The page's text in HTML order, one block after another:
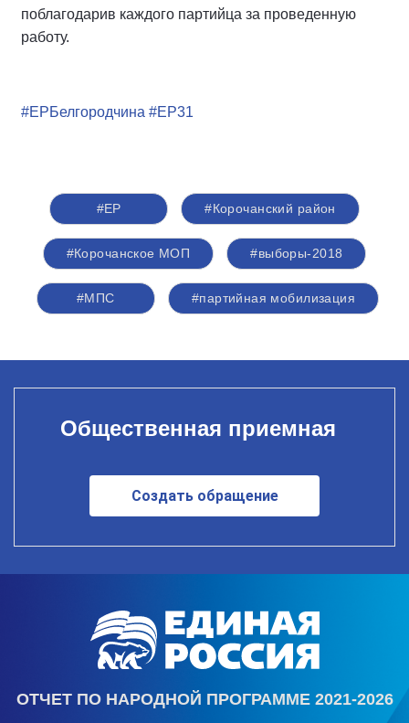
поблагодарив каждого партийца за проведенную
работу.
#ЕРБелгородчина #ЕР31
#ЕР #Корочанский район
#Корочанское МОП #выборы-2018
#МПС #партийная мобилизация
Общественная приемная
Создать обращение
ОТЧЕТ ПО НАРОДНОЙ ПРОГРАММЕ 2021-2026